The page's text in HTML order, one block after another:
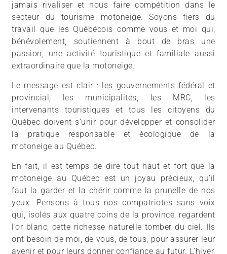
jamais rivaliser et nous faire compétition dans le
secteur du tourisme motoneige. Soyons fiers du
travail que les Québécois comme vous et moi qui,
bénévolement, soutiennent à bout de bras une
passion, une activité touristique et familiale aussi
extraordinaire que la motoneige.
Le message est clair : les gouvernements fédéral et
provincial, les municipalités, les MRC, les
intervenants touristiques et tous les citoyens du
Québec doivent s’unir pour développer et consolider
la pratique responsable et écologique de la
motoneige au Québec.
En fait, il est temps de dire tout haut et fort que la
motoneige au Québec est un joyau précieux, qu’il
faut la garder et la chérir comme la prunelle de nos
yeux. Pensons à tous nos compatriotes sans voix
qui, isolés aux quatre coins de la province, regardent
l’or blanc, cette richesse naturelle tomber du ciel. Ils
ont besoin de moi, de vous, de tous, pour assurer leur
avenir et pour leurs donner confiance au futur. L’hiver,